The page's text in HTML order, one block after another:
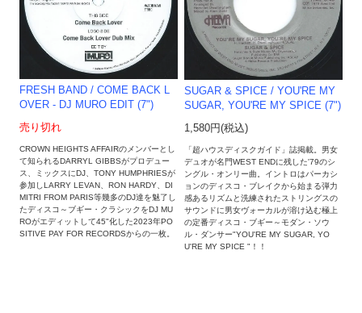
FRESH BAND / COME BACK L
OVER - DJ MURO EDIT (7")
売り切れ
CROWN HEIGHTS AFFAIRのメンバーとし
て知られるDARRYL GIBBSがプロデュー
ス、ミックスにDJ、TONY HUMPHRIESが
参加しLARRY LEVAN、RON HARDY、DI
MITRI FROM PARIS等幾多のDJ達を魅了し
たディスコ～ブギー・クラシックをDJ MU
ROがエディットして45"化した2023年PO
SITIVE PAY FOR RECORDSからの一枚。
SUGAR & SPICE / YOU'RE MY
SUGAR, YOU'RE MY SPICE (7")
1,580円(税込)
「超ハウスディスクガイド」誌掲載。男女
デュオが名門WEST ENDに残した'79のシ
ングル・オンリー曲。イントロはパーカシ
ョンのディスコ・ブレイクから始まる弾力
感あるリズムと洗練されたストリングスの
サウンドに男女ヴォーカルが溶け込む極上
の定番ディスコ・ブギー～モダン・ソウ
ル・ダンサー"YOU'RE MY SUGAR, YO
U'RE MY SPICE "！！